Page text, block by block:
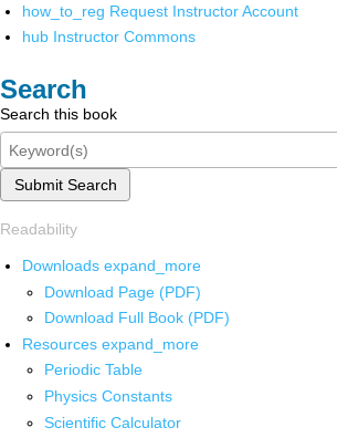
how_to_reg Request Instructor Account
hub Instructor Commons
Search
Search this book
Submit Search
Readability
Downloads expand_more
Download Page (PDF)
Download Full Book (PDF)
Resources expand_more
Periodic Table
Physics Constants
Scientific Calculator